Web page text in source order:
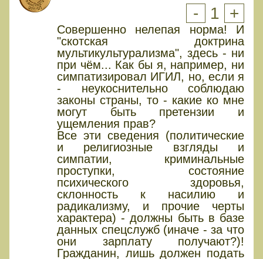
- 1 +
Совершенно нелепая норма! И
"скотская доктрина
мультикультурализма", здесь - ни
при чём... Как бы я, например, ни
симпатизировал ИГИЛ, но, если я
- неукоснительно соблюдаю
законы страны, то - какие ко мне
могут быть претензии и
ущемления прав?
Все эти сведения (политические
и религиозные взгляды и
симпатии, криминальные
проступки, состояние
психического здоровья,
склонность к насилию и
радикализму, и прочие черты
характера) - должны быть в базе
данных спецслужб (иначе - за что
они зарплату получают?)!
Гражданин, лишь должен подать